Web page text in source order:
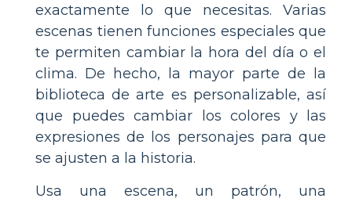
exactamente lo que necesitas. Varias
escenas tienen funciones especiales que
te permiten cambiar la hora del día o el
clima. De hecho, la mayor parte de la
biblioteca de arte es personalizable, así
que puedes cambiar los colores y las
expresiones de los personajes para que
se ajusten a la historia.
Usa una escena, un patrón, una